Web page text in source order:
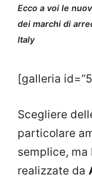
Ecco a voi le
dei marchi di
Italy
[galleria
Scegliere
particolare
semplice, ma
realizzate da